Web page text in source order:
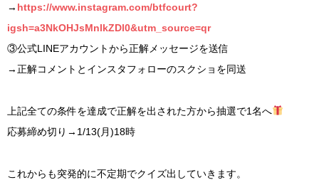
→ https://www.instagram.com/btfcourt?
igsh=a3NkOHJsMnlkZDl0&utm_source=qr
③公式LINEアカウントから正解メッセージを送信
→正解コメントとインスタフォローのスクショを同送
上記全ての条件を達成で正解を出された方から抽選で1名へ
応募締め切り→1/13(月)18時
これからも突発的に不定期でクイズ出していきます。